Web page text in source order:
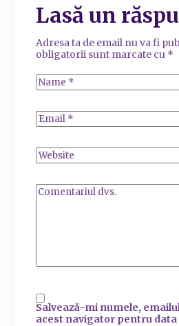
Lasă un
Adresa ta de email nu va fi
obligatorii sunt marcate cu *
Salvează-mi numele,
acest navigator pentru data